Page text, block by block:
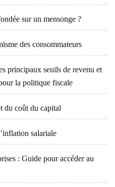
sur un mensonge ?
des consommateurs
principaux seuils de revenu et
la politique fiscale
du coût du capital
salariale
: Guide pour accéder au